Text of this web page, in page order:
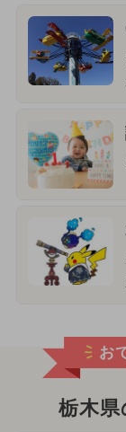
お
栃木